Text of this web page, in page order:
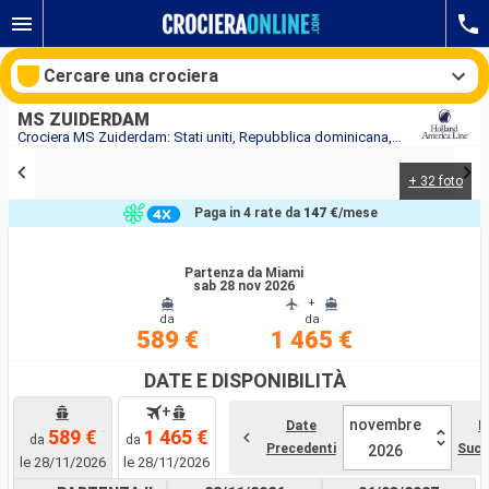
Crociera MS Zuiderdam: Stati uniti, Repubblica dominicana, Isole Turks e Caicos, Bahamas in partenza da Miami
MS ZUIDERDAM
+ 32 foto
Partenza da Miami
sab 28 nov 2026
da
589 €
+
da
1 465 €
Paga in 4 rate da147 €/mese
DATE E DISPONIBILITÀ
da 589 €
le 28/11/2026
+
da 1 465 €
le 28/11/2026
Date
Precedenti
novembre
2026
Cercare una crociera
Le nostre destinazioni
Compagnie
Ricerca